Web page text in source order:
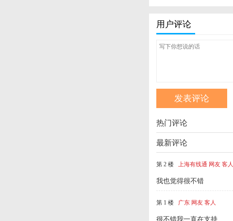
用户评论
热门评论
最新评论
第 2 楼 上海有线通 网友 客人
我也觉得很不错
第 1 楼 广东 网友 客人
很不错我一直在支持